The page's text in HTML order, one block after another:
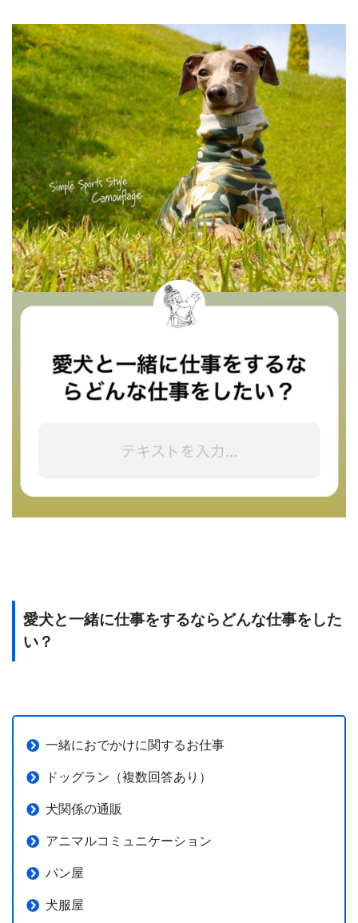
愛犬と一緒に仕事をするならどんな仕事をした
い？
一緒におでかけに関するお仕事
ドッグラン（複数回答あり）
犬関係の通販
アニマルコミュニケーション
パン屋
犬服屋